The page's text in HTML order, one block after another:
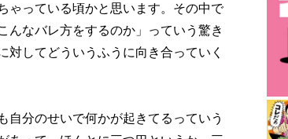
ゃっている頃かと思います。その中で
んなバレ方をするのか」っていう驚き
してどういうふうに向き合っていく
自分のせいで何かが起きてるっていう